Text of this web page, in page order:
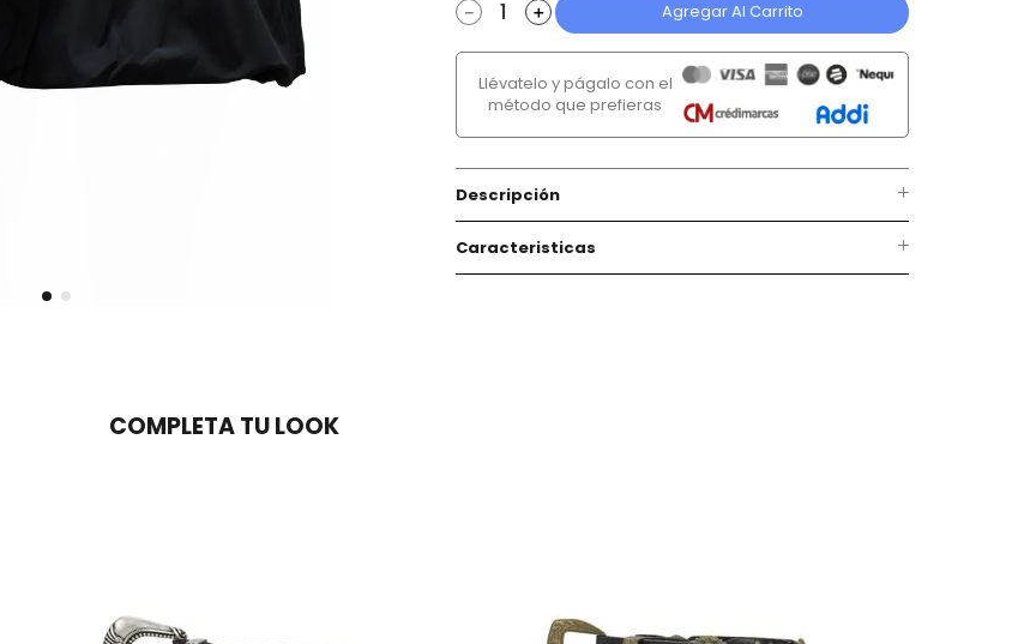
＋
－ Agregar Al Carrito
Llévatelo y págalo con el
método que prefieras
Descripción
Caracteristicas
COMPLETA TU LOOK